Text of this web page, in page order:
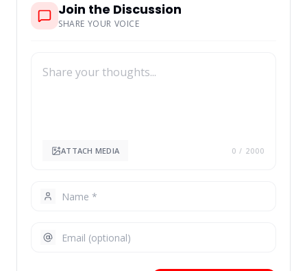
Join the Discussion
SHARE YOUR VOICE
ATTACH MEDIA 0 / 2000